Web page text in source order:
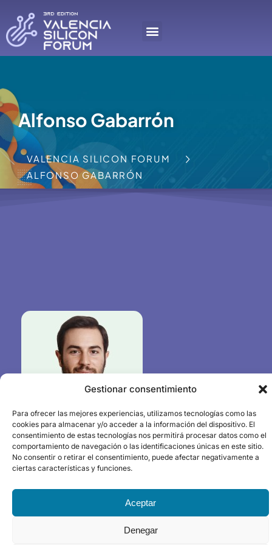
Gestionar consentimiento
Para ofrecer las mejores experiencias, utilizamos tecnologías como las
cookies para almacenar y/o acceder a la información del dispositivo. El
consentimiento de estas tecnologías nos permitirá procesar datos como el
comportamiento de navegación o las identificaciones únicas en este sitio.
No consentir o retirar el consentimiento, puede afectar negativamente a
ciertas características y funciones.
Aceptar
Denegar
Alfonso Gabarrón
VALENCIA SILICON FORUM
ALFONSO GABARRÓN
Alfonso Gabarrón